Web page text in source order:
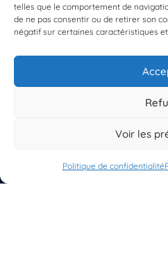
telles que le comportement de
de ne pas consentir ou de retirer son
négatif sur certaines caractéristiques
Voir les
Politique de confidentialité